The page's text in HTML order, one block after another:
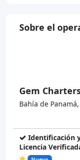
Sobre el
Gem
Bahía de
Identificación
Licencia